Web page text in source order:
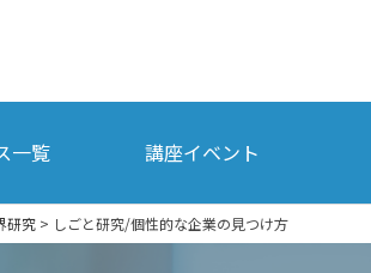
一覧 講座イベント
研究 > しごと研究/個性的な企業の見つけ方